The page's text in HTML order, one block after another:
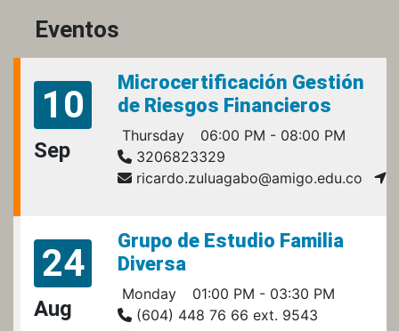
Eventos
10
Sep
Microcertificación Gestión
de Riesgos Financieros
Thursday
06:00 PM - 08:00 PM
3206823329
ricardo.zuluagabo@amigo.edu.co
24
Aug
Grupo de Estudio Familia
Diversa
Monday
01:00 PM - 03:30 PM
(604) 448 76 66 ext. 9543